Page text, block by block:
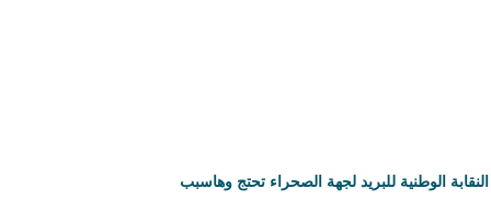
النقابة الوطنية للبريد لجهة الصحراء تحتج وهاسبب